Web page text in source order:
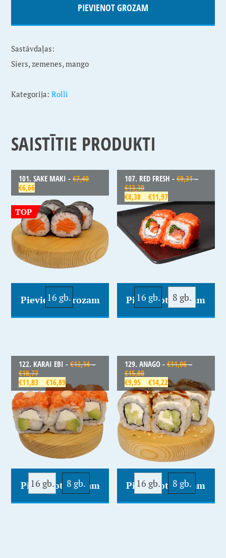
PIEVIENOT GROZAM
Sastāvdaļas:
Siers, zemenes, mango
Kategorija:Rolli
SAISTĪTIE PRODUKTI
TOP
101. SAKE MAKI -€7,40
€6,66
16 gb.
Pievienot Grozam
107. RED FRESH -€9,31 –
€13,30
€8,38 – €11,97
16 gb. 8 gb.
Pievienot Grozam
122. KARAI EBI -€13,14 –
€18,77
€11,83 – €16,89
16 gb. 8 gb.
Pievienot Grozam
129. ANAGO -€11,06 –
€15,80
€9,95 – €14,22
16 gb. 8 gb.
Pievienot Grozam